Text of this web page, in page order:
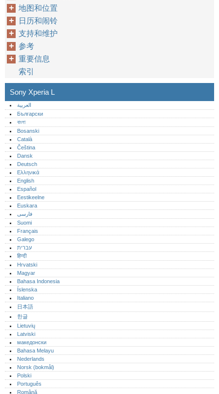
地图和位置
日历和闹铃
支持和维护
参考
重要信息
索引
Sony Xperia L
العربية
Български
বাংলা
Bosanski
Català
Čeština
Dansk
Deutsch
Ελληνικά
English
Español
Eestikeelne
Euskara
فارسی
Suomi
Français
Galego
עברית
हिन्दी
Hrvatski
Magyar
Bahasa Indonesia
Íslenska
Italiano
日本語
한글
Lietuvių
Latviski
македонски
Bahasa Melayu
Nederlands
Norsk (bokmål)‎
Polski
Português‎
Română